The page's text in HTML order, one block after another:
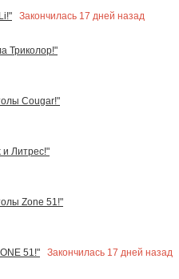
Закончилась 17 дней назад
Триколор!"
Cougar!"
Литрес!"
Zone 51!"
51!"
Закончилась 17 дней назад